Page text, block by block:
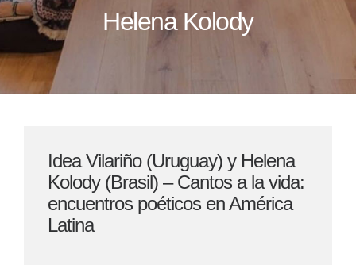
Helena Kolody
Idea Vilariño (Uruguay) y Helena
Kolody (Brasil) – Cantos a la vida:
encuentros poéticos en América
Latina